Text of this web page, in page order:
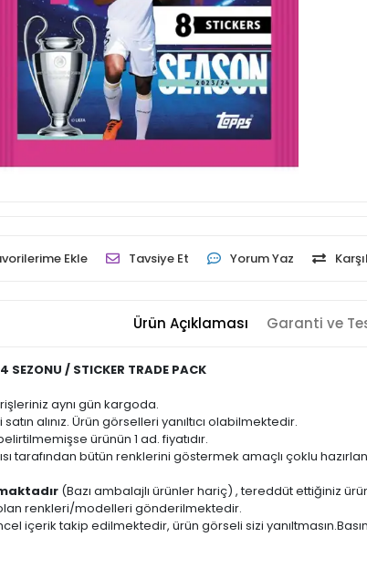
Ekle Tavsiye Et Yorum Yaz
Ürün Açıklaması Garanti ve
/ STICKER TRADE PACK
aynı gün kargoda.
alınız. Ürün görselleri yanıltıcı olabilmektedir.
ürünün 1 ad. fiyatıdır.
tarafından bütün renklerini göstermek amaçlı çoklu
(Bazı ambalajlı ürünler hariç) , tereddüt ettiğiniz
renkleri/modelleri gönderilmektedir.
içerik takip edilmektedir, ürün görseli sizi